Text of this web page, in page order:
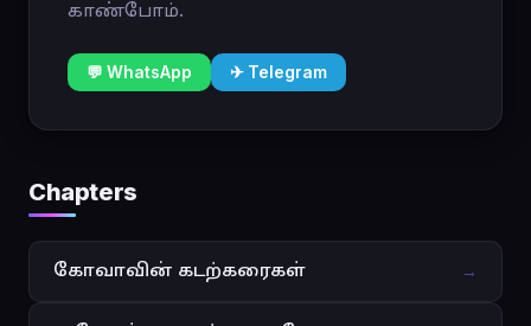
காண்போம்.
💬 WhatsApp ✈ Telegram
Chapters
கோவாவின் கடற்கரைகள் →